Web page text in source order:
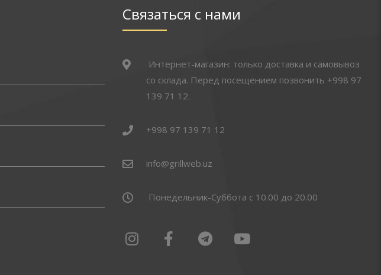
Связаться с нами
Интернет-магазин: только доставка и самовывоз
со склада. Перед посещением позвонить +998 97
139 71 12.
+998 97 139 71 12
info@grillweb.uz
Понедельник-Суббота с 10.00 до 20.00